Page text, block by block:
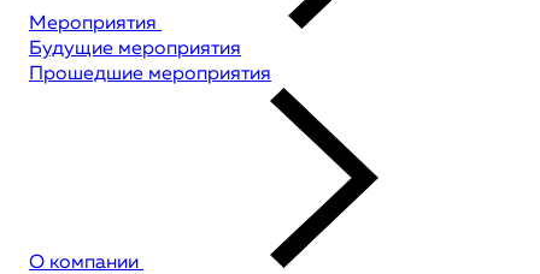
Мероприятия
Будущие мероприятия
Прошедшие мероприятия
О компании